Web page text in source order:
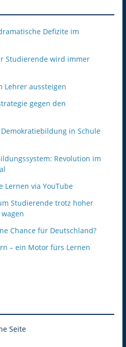
Defizite im
Studierende wird immer
Lehrer aussteigen
gegen den
in Schule
Revolution im
Lernen via YouTube
Studierende trotz hoher
Chance für Deutschland?
– ein Motor fürs Lernen
Seite